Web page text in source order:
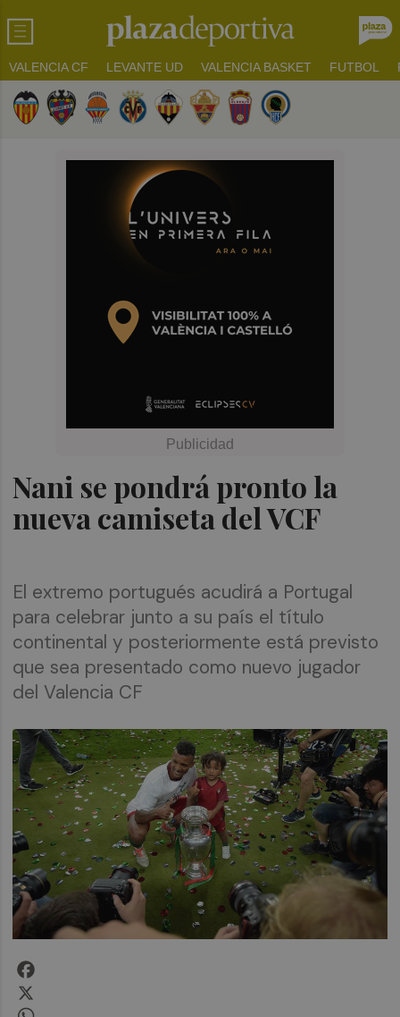
VALENCIA CF LEVANTE UD VALENCIA BASKET FUTBOL
Nani se pondrá pronto la
nueva camiseta del VCF
El extremo portugués acudirá a Portugal
para celebrar junto a su país el título
continental y posteriormente está previsto
que sea presentado como nuevo jugador
del Valencia CF